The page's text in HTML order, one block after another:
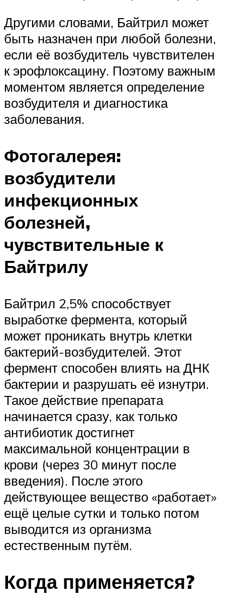
Другими словами, Байтрил может
быть назначен при любой болезни,
если её возбудитель чувствителен
к эрофлоксацину. Поэтому важным
моментом является определение
возбудителя и диагностика
заболевания.
Фотогалерея:
возбудители
инфекционных
болезней,
чувствительные к
Байтрилу
Байтрил 2,5% способствует
выработке фермента, который
может проникать внутрь клетки
бактерий-возбудителей. Этот
фермент способен влиять на ДНК
бактерии и разрушать её изнутри.
Такое действие препарата
начинается сразу, как только
антибиотик достигнет
максимальной концентрации в
крови (через 30 минут после
введения). После этого
действующее вещество «работает»
ещё целые сутки и только потом
выводится из организма
естественным путём.
Когда применяется?